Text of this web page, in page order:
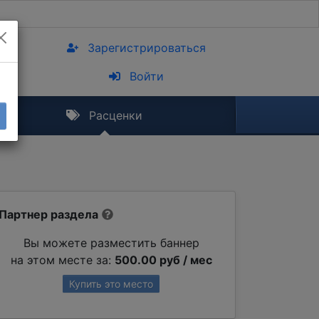
Зарегистрироваться
Войти
Расценки
Партнер раздела
Вы можете разместить баннер
на этом месте за: 500.00 руб / мес
Купить это место